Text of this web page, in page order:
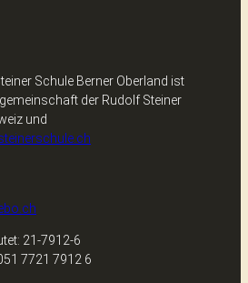
Schule Berner Oberland ist
der Rudolf Steiner
und
21-7912-6
7721 7912 6